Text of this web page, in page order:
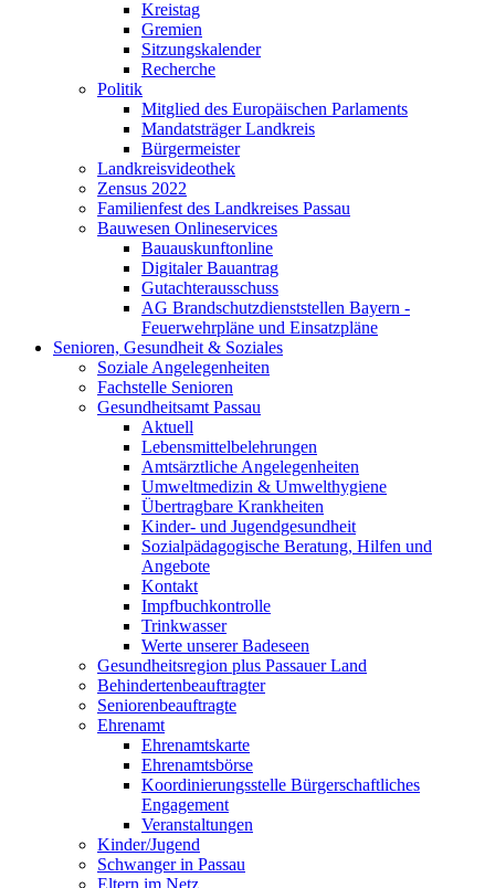
Kreistag
Gremien
Sitzungskalender
Recherche
Politik
Mitglied des Europäischen Parlaments
Mandatsträger Landkreis
Bürgermeister
Landkreisvideothek
Zensus 2022
Familienfest des Landkreises Passau
Bauwesen Onlineservices
Bauauskunftonline
Digitaler Bauantrag
Gutachterausschuss
AG Brandschutzdienststellen Bayern -
Feuerwehrpläne und Einsatzpläne
Senioren, Gesundheit & Soziales
Soziale Angelegenheiten
Fachstelle Senioren
Gesundheitsamt Passau
Aktuell
Lebensmittelbelehrungen
Amtsärztliche Angelegenheiten
Umweltmedizin & Umwelthygiene
Übertragbare Krankheiten
Kinder- und Jugendgesundheit
Sozialpädagogische Beratung, Hilfen und
Angebote
Kontakt
Impfbuchkontrolle
Trinkwasser
Werte unserer Badeseen
Gesundheitsregion plus Passauer Land
Behindertenbeauftragter
Seniorenbeauftragte
Ehrenamt
Ehrenamtskarte
Ehrenamtsbörse
Koordinierungsstelle Bürgerschaftliches
Engagement
Veranstaltungen
Kinder/Jugend
Schwanger in Passau
Eltern im Netz